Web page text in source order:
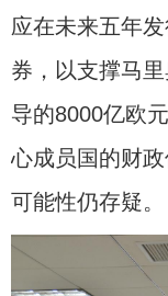
应在未来五年
券，以支撑马
导的8000亿欧
心成员国的财
可能性仍存疑。